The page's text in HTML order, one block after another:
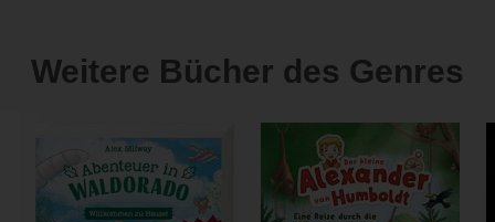
Weitere Bücher des Genres